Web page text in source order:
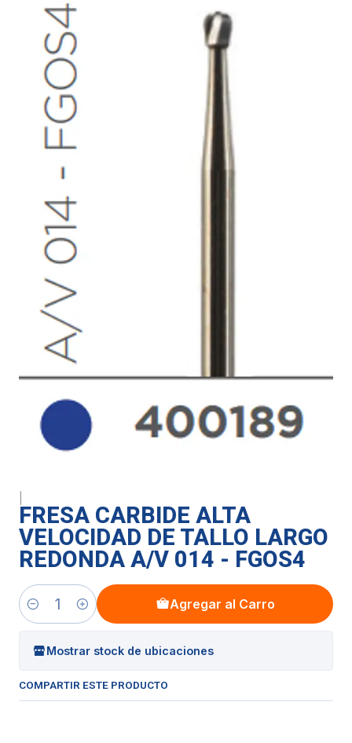
FRESA CARBIDE ALTA
VELOCIDAD DE TALLO LARGO
REDONDA A/V 014 - FGOS4
Cantidad
Agregar al Carro
Mostrar stock de ubicaciones
COMPARTIR ESTE PRODUCTO